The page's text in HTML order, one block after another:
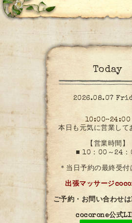
Today
2026.08.07
10:00~24:00
本日も元気に営業して
【営業時間】
■ 10：00～24：
＊当日予約の最終受
出張マッサージ
ご予約・お問い合わせ
cocorone公式